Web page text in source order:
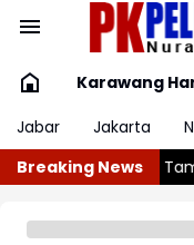
Karawang
Jabar
Jakarta
Breaking News
pada Februari